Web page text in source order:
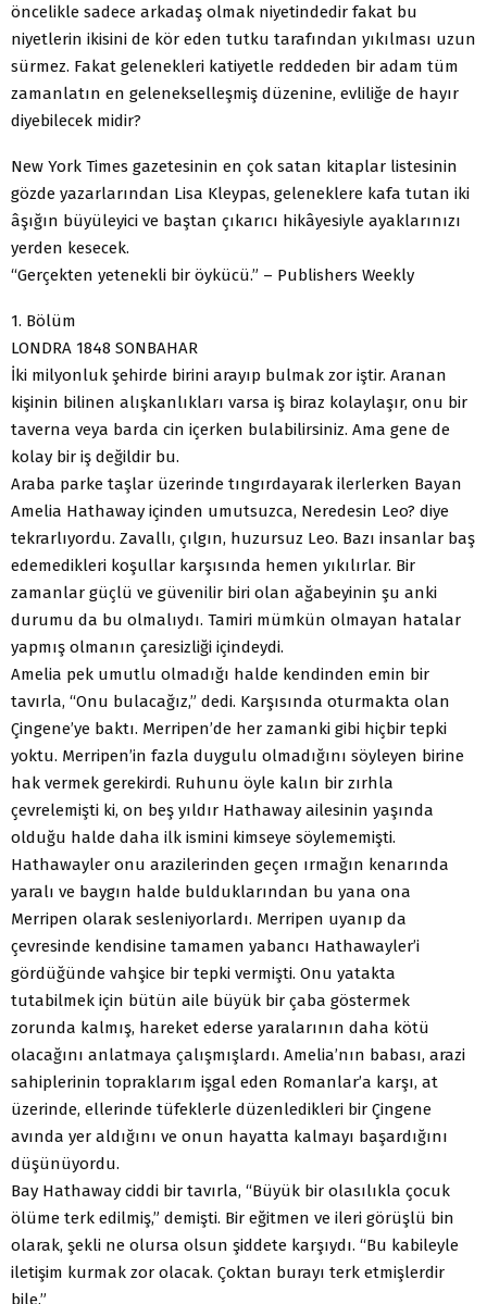
öncelikle sadece arkadaş olmak niyetindedir fakat bu
niyetlerin ikisini de kör eden tutku tarafından yıkılması uzun
sürmez. Fakat gelenekleri katiyetle reddeden bir adam tüm
zamanlatın en gelenekselleşmiş düzenine, evliliğe de hayır
diyebilecek midir?
New York Times gazetesinin en çok satan kitaplar listesinin
gözde yazarlarından Lisa Kleypas, geleneklere kafa tutan iki
âşığın büyüleyici ve baştan çıkarıcı hikâyesiyle ayaklarınızı
yerden kesecek.
“Gerçekten yetenekli bir öykücü.” – Publishers Weekly
1. Bölüm
LONDRA 1848 SONBAHAR
İki milyonluk şehirde birini arayıp bulmak zor iştir. Aranan
kişinin bilinen alışkanlıkları varsa iş biraz kolaylaşır, onu bir
taverna veya barda cin içerken bulabilirsiniz. Ama gene de
kolay bir iş değildir bu.
Araba parke taşlar üzerinde tıngırdayarak ilerlerken Bayan
Amelia Hathaway içinden umutsuzca, Neredesin Leo? diye
tekrarlıyordu. Zavallı, çılgın, huzursuz Leo. Bazı insanlar baş
edemedikleri koşullar karşısında hemen yıkılırlar. Bir
zamanlar güçlü ve güvenilir biri olan ağabeyinin şu anki
durumu da bu olmalıydı. Tamiri mümkün olmayan hatalar
yapmış olmanın çaresizliği içindeydi.
Amelia pek umutlu olmadığı halde kendinden emin bir
tavırla, “Onu bulacağız,” dedi. Karşısında oturmakta olan
Çingene’ye baktı. Merripen’de her zamanki gibi hiçbir tepki
yoktu. Merripen’in fazla duygulu olmadığını söyleyen birine
hak vermek gerekirdi. Ruhunu öyle kalın bir zırhla
çevrelemişti ki, on beş yıldır Hathaway ailesinin yaşında
olduğu halde daha ilk ismini kimseye söylememişti.
Hathawayler onu arazilerinden geçen ırmağın kenarında
yaralı ve baygın halde bulduklarından bu yana ona
Merripen olarak sesleniyorlardı. Merripen uyanıp da
çevresinde kendisine tamamen yabancı Hathawayler’i
gördüğünde vahşice bir tepki vermişti. Onu yatakta
tutabilmek için bütün aile büyük bir çaba göstermek
zorunda kalmış, hareket ederse yaralarının daha kötü
olacağını anlatmaya çalışmışlardı. Amelia’nın babası, arazi
sahiplerinin topraklarım işgal eden Romanlar’a karşı, at
üzerinde, ellerinde tüfeklerle düzenledikleri bir Çingene
avında yer aldığını ve onun hayatta kalmayı başardığını
düşünüyordu.
Bay Hathaway ciddi bir tavırla, “Büyük bir olasılıkla çocuk
ölüme terk edilmiş,” demişti. Bir eğitmen ve ileri görüşlü bin
olarak, şekli ne olursa olsun şiddete karşıydı. “Bu kabileyle
iletişim kurmak zor olacak. Çoktan burayı terk etmişlerdir
bile.”